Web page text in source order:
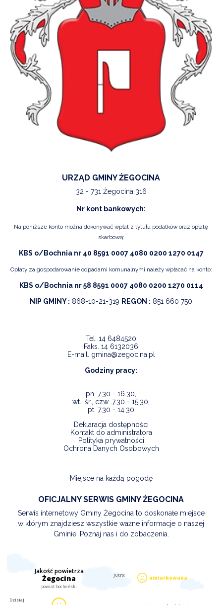
URZĄD GMINY ŻEGOCINA
32 - 731 Żegocina 316
Nr kont bankowych:
Na poniższe konto można dokonywać wpłat z tytułu podatków oraz opłatę
skarbową:
KBS o/Bochnia nr 40 8591 0007 4080 0200 1270 0147
Opłaty za gospodarowanie odpadami komunalnymi należy wpłacać na konto:
KBS o/Bochnia nr 58 8591 0007 4080 0200 1270 0114
NIP GMINY : 868-10-21-319 REGON : 851 660 750
Tel. 14 6484520
Faks. 14 6132036
E-mail. gmina@zegocina.pl
Godziny pracy:
pn. 7.30 - 16.30,
wt., śr., czw .7.30 - 15.30,
pt. 7.30 - 14.30
Deklaracja dostępności
Kontakt do administratora
Polityka prywatności
Ochrona Danych Osobowych
Miejsce na każdą pogodę
OFICJALNY SERWIS GMINY ŻEGOCINA
Serwis internetowy Gminy Żegocina to doskonałe miejsce
w którym znajdziesz wszystkie ważne informacje o naszej
Gminie. Poznaj nas i do zobaczenia.